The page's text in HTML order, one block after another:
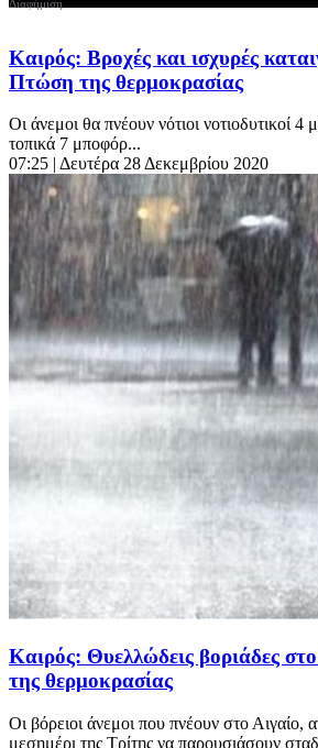
Καιρός: Βροχές και ισχυρές
Πτώση της θερμοκρασίας
Οι άνεμοι θα πνέουν νότιοι νοτιοδυτικοί 4
τοπικά 7 μποφόρ...
07:25 | Δευτέρα 28 Δεκεμβρίου 2020
Καιρός: Θυελλώδεις βοριάδες
της θερμοκρασίας
Οι βόρειοι άνεμοι που πνέουν στο Αιγαίο,
μεσημέρι της Τρίτης να παρουσιάσουν